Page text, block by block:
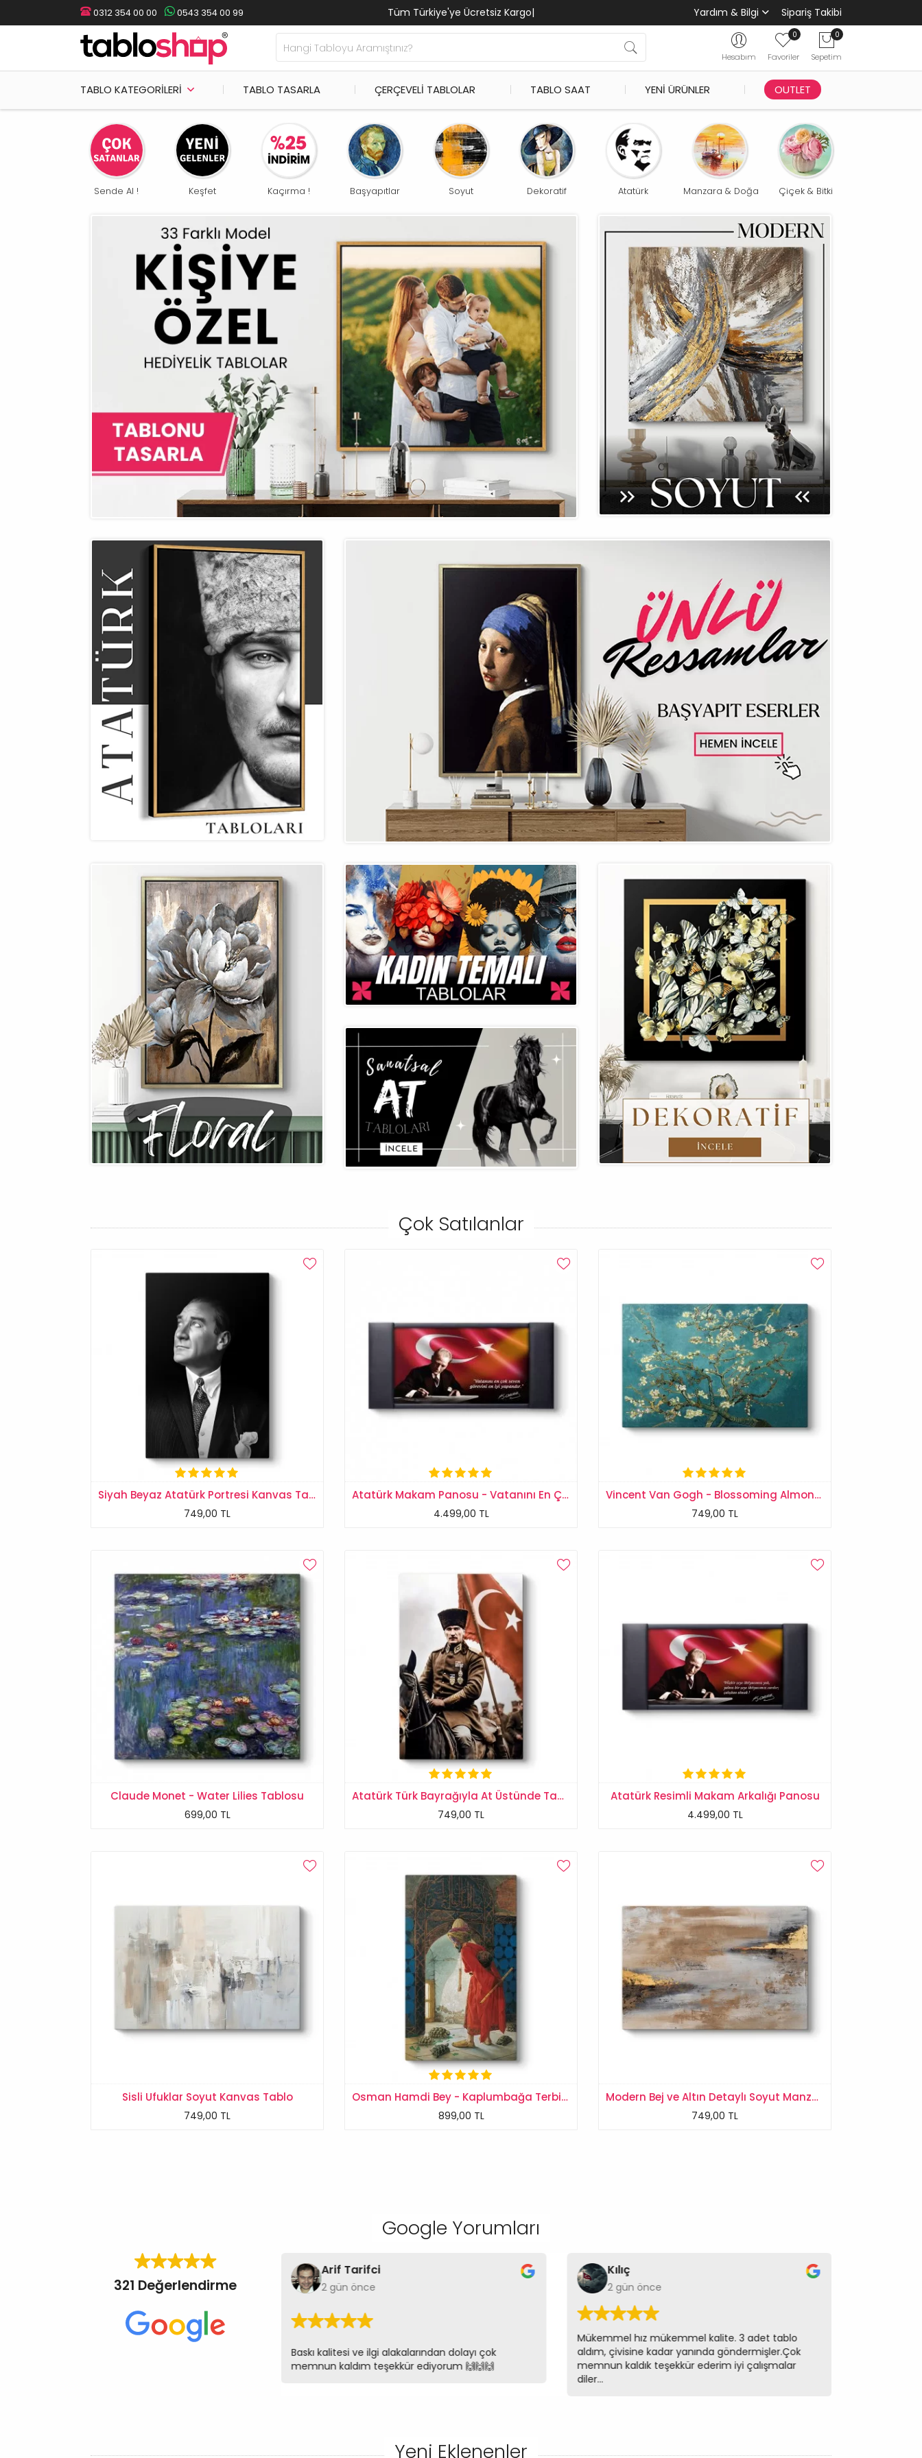
0312 354 00 00 0543 354 00 99 Tüm Türkiye'ye Ücr| Yardım & Bilgi Sipariş Takibi
Hesabım
0
Favoriler
0
Sepetim
TABLO KATEGORILERI TABLO TASARLA ÇERÇEVELI TABLOLAR TABLO SAAT YENI ÜRÜNLER OUTLET
Sende Al ! Keşfet Kaçırma ! Başyapıtlar Soyut Dekoratif Atatürk Manzara & Doğa Çiçek & Bitki
Çok Satılanlar
Siyah Beyaz Atatürk Portresi Kanvas Tablo
749,00 TL
Atatürk Makam Panosu - Vatanını En Çok Seven
4.499,00 TL
Vincent Van Gogh - Blossoming Almond Tablosu
749,00 TL
Claude Monet - Water Lilies Tablosu
699,00 TL
Atatürk Türk Bayrağıyla At Üstünde Tablosu
749,00 TL
Atatürk Resimli Makam Arkalığı Panosu
4.499,00 TL
Sisli Ufuklar Soyut Kanvas Tablo
749,00 TL
Osman Hamdi Bey - Kaplumbağa Terbiyecisi Tablosu
899,00 TL
Modern Bej ve Altın Detaylı Soyut Manzara Tablosu
749,00 TL
Google Yorumları
321 Değerlendirme
Mükemmel kalite,mükemmel hizmet.Bu kadar iyi
Arif Tarifci
2 gün önce
Baskı kalitesi ve ilgi alakalarından dolayı çok
memnun kaldım teşekkür ediyorum 🙌🙌🙌
Kılıç
2 gün önce
Mükemmel hız mükemmel kalite. 3 adet tablo
aldım, çivisine kadar yanında göndermişler.Çok
memnun kaldık teşekkür ederim iyi çalışmalar
diler...
Yeni Eklenenler